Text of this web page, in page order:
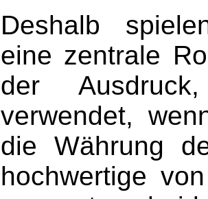
Deshalb
eine zentrale
der
verwendet,
die Währung
hochwertige